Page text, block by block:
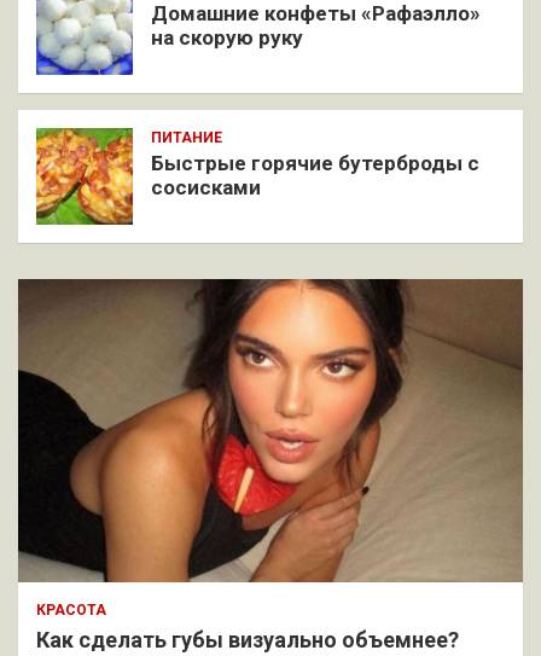
Домашние конфеты «Рафаэлло»
на скорую руку
ПИТАНИЕ
Быстрые горячие бутерброды с
сосисками
КРАСОТА
Как сделать губы визуально объемнее?